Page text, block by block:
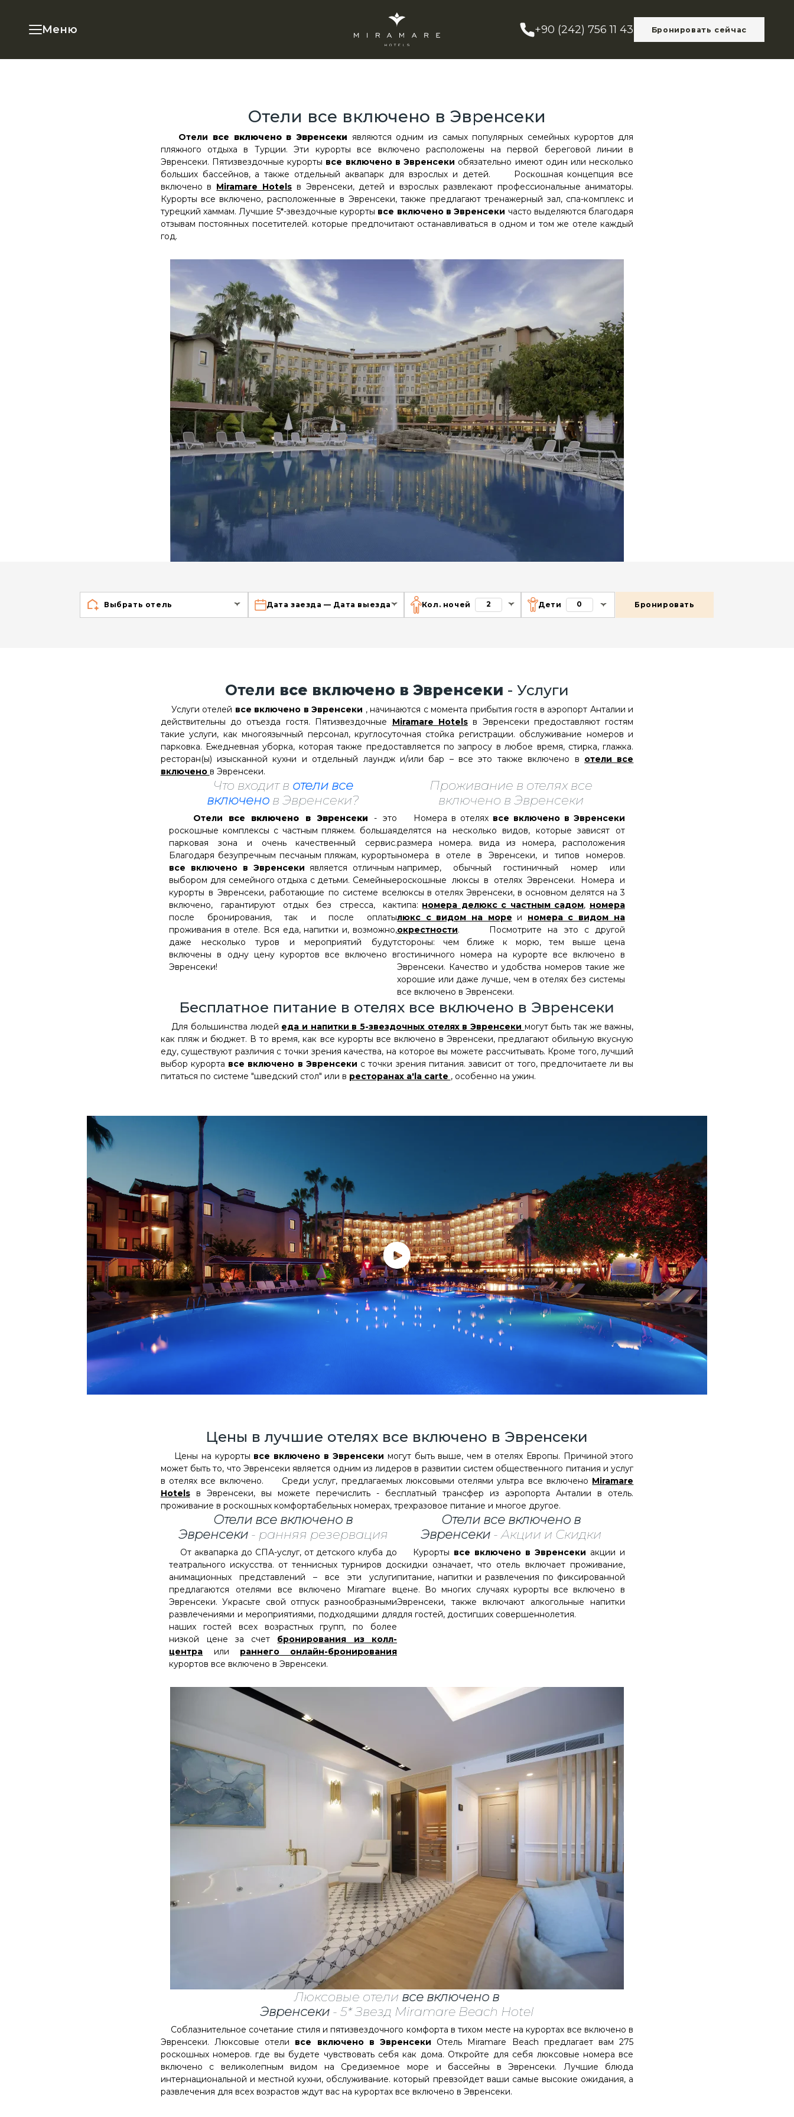
Меню +90 (242) 756 11 43 Бронировать сейчас
Отели все включено в Эвренсеки
Отели все включено в Эвренсеки являются одним из самых популярных семейных курортов для
пляжного отдыха в Турции. Эти курорты все включено расположены на первой береговой линии в
Эвренсеки. Пятизвездочные курорты все включено в Эвренсеки обязательно имеют один или несколько
больших бассейнов, а также отдельный аквапарк для взрослых и детей. Роскошная концепция все
включено в Miramare Hotels в Эвренсеки, детей и взрослых развлекают профессиональные аниматоры.
Курорты все включено, расположенные в Эвренсеки, также предлагают тренажерный зал, спа-комплекс и
турецкий хаммам. Лучшие 5*-звездочные курорты все включено в Эвренсеки часто выделяются благодаря
отзывам постоянных посетителей. которые предпочитают останавливаться в одном и том же отеле каждый
год.
Выбрать отель Дата заезда — Дата выезда Кол. ночей 2 Дети 0 Бронировать
Отели все включено в Эвренсеки - Услуги
Услуги отелей все включено в Эвренсеки , начинаются с момента прибытия гостя в аэропорт Анталии и
действительны до отъезда гостя. Пятизвездочные Miramare Hotelsв Эвренсеки предоставляют гостям
такие услуги, как многоязычный персонал, круглосуточная стойка регистрации. обслуживание номеров и
парковка. Ежедневная уборка, которая также предоставляется по запросу в любое время, стирка, глажка.
ресторан(ы) изысканной кухни и отдельный лаундж и/или бар – все это также включено в отели все
включено в Эвренсеки.
Что входит в отели все
включено в Эвренсеки?
Отели все включено в Эвренсеки - это
роскошные комплексы с частным пляжем. большая
парковая зона и очень качественный сервис.
Благодаря безупречным песчаным пляжам, курорты
все включено в Эвренсеки является отличным
выбором для семейного отдыха с детьми. Семейные
курорты в Эвренсеки, работающие по системе все
включено, гарантируют отдых без стресса, как
после бронирования, так и после оплаты
проживания в отеле. Вся еда, напитки и, возможно,
даже несколько туров и мероприятий будут
включены в одну цену курортов все включено в
Эвренсеки!
Проживание в отелях все
включено в Эвренсеки
Номера в отеляхвсе включено в Эвренсеки
делятся на несколько видов, которые зависят от
размера номера. вида из номера, расположения
номера в отеле в Эвренсеки, и типов номеров.
например, обычный гостиничный номер или
роскошные люксы в отелях Эвренсеки. Номера и
люксы в отелях Эвренсеки, в основном делятся на 3
типа: номера делюкс с частным садом, номера
люкс с видом на море и номера с видом на
окрестности. Посмотрите на это с другой
стороны: чем ближе к морю, тем выше цена
гостиничного номера на курорте все включено в
Эвренсеки. Качество и удобства номеров такие же
хорошие или даже лучше, чем в отелях без системы
все включено в Эвренсеки.
Бесплатное питание в отелях все включено в Эвренсеки
Для большинства людей еда и напитки в 5-звездочных отелях в Эвренсеки могут быть так же важны,
как пляж и бюджет. В то время, как все курорты все включено в Эвренсеки, предлагают обильную вкусную
еду, существуют различия с точки зрения качества, на которое вы можете рассчитывать. Кроме того, лучший
выбор курорта все включено в Эвренсеки с точки зрения питания. зависит от того, предпочитаете ли вы
питаться по системе "шведский стол" или в ресторанах a'la carte , особенно на ужин.
Цены в лучшие отелях все включено в Эвренсеки
Цены на курорты все включено в Эвренсеки могут быть выше, чем в отелях Европы. Причиной этого
может быть то, что Эвренсеки является одним из лидеров в развитии систем общественного питания и услуг
в отелях все включено. Среди услуг, предлагаемых люксовыми отелями ультра все включено Miramare
Hotelsв Эвренсеки, вы можете перечислить - бесплатный трансфер из аэропорта Анталии в отель.
проживание в роскошных комфортабельных номерах, трехразовое питание и многое другое.
Отели все включено в
Эвренсеки - ранняя резервация
От аквапарка до СПА-услуг, от детского клуба до
театрального искусства. от теннисных турниров до
анимационных представлений – все эти услуги
предлагаются отелями все включено Miramare в
Эвренсеки. Украсьте свой отпуск разнообразными
развлечениями и мероприятиями, подходящими для
наших гостей всех возрастных групп, по более
низкой цене за счет бронирования из колл-
центра или раннего онлайн-бронирования
курортов все включено в Эвренсеки.
Отеливсе включено в
Эвренсеки - Акции и Скидки
Курорты все включено в Эвренсеки акции и
скидки означает, что отель включает проживание,
питание, напитки и развлечения по фиксированной
цене. Во многих случаях курорты все включено в
Эвренсеки, также включают алкогольные напитки
для гостей, достигших совершеннолетия.
Люксовые отели все включено в
Эвренсеки - 5* Звезд Miramare Beach Hotel
Соблазнительное сочетание стиля и пятизвездочного комфорта в тихом месте на курортах все включено в
Эвренсеки. Люксовые отели все включено в Эвренсеки Отель Miramare Beach предлагает вам 275
роскошных номеров. где вы будете чувствовать себя как дома. Откройте для себя люксовые номера все
включено с великолепным видом на Средиземное море и бассейны в Эвренсеки. Лучшие блюда
интернациональной и местной кухни, обслуживание. который превзойдет ваши самые высокие ожидания, а
развлечения для всех возрастов ждут вас на курортах все включено в Эвренсеки.